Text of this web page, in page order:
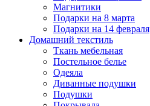
Магнитики
Подарки на 8 марта
Подарки на 14 февраля
Домашний текстиль
Ткань мебельная
Постельное белье
Одеяла
Диванные подушки
Подушки